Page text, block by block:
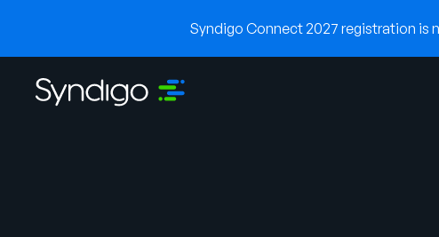
Syndigo Connect 2027 registration is